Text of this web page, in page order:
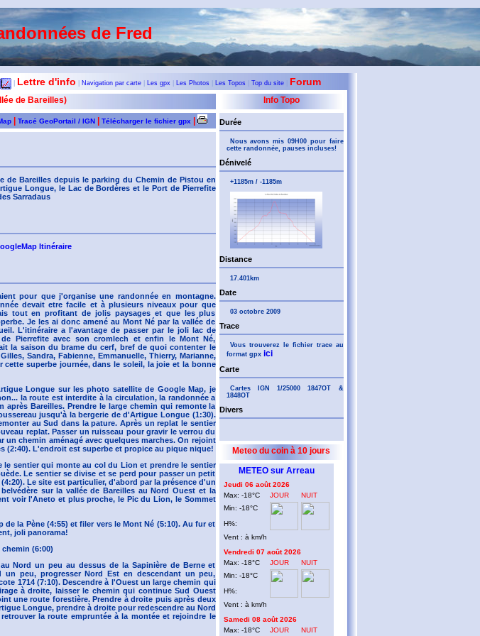
de Fred
| Lettre d'info Navigation par carte| Les gpx| Les Photos| Les Topos Top du site| Forum
de Bareilles)
| Tracé GeoPortail / IGN| Télécharger le fichier gpx|
de Bareilles depuis le parking du Chemin de Pistou en
Longue, le Lac de Bordères et le Port de Pierrefite
Sarradaus
Itinéraire
pour que j'organise une randonnée en montagne.
devait etre facile et à plusieurs niveaux pour que
tout en profitant de jolis paysages et que les plus
Je les ai donc amené au Mont Né par la vallée de
L'itinéraire a l'avantage de passer par le joli lac de
Pierrefite avec son cromlech et enfin le Mont Né,
la saison du brame du cerf, bref de quoi contenter le
Sandra, Fabienne, Emmanuelle, Thierry, Marianne,
cette superbe journée, dans le soleil, la joie et la bonne
Longue sur les photo satellite de Google Map, je
la route est interdite à la circulation, la randonnée a
après Bareilles. Prendre le large chemin qui remonte la
jusqu'à la bergerie de d'Artigue Longue (1:30).
au Sud dans la pature. Après un replat le sentier
replat. Passer un ruisseau pour gravir le verrou du
un chemin aménagé avec quelques marches. On rejoint
(2:40). L'endroit est superbe et propice au pique nique!
sentier qui monte au col du Lion et prendre le sentier
Le sentier se divise et se perd pour passer un petit
Le site est particulier, d'abord par la présence d'un
sur la vallée de Bareilles au Nord Ouest et la
voir l'Aneto et plus proche, le Pic du Lion, le Sommet
la Pène (4:55) et filer vers le Mont Né (5:10). Au fur et
joli panorama!
chemin (6:00)
Nord un peu au dessus de la Sapinière de Berne et
peu, progresser Nord Est en descendant un peu,
1714 (7:10). Descendre à l'Ouest un large chemin qui
à droite, laisser le chemin qui continue Sud Ouest
une route forestière. Prendre à droite puis après deux
Longue, prendre à droite pour redescendre au Nord
la route empruntée à la montée et rejoindre le
Info Topo
Durée
Nous avons mis 09H00 pour faire
cette randonnée, pauses incluses!
Dénivelé
+1185m / -1185m
Distance
17.401km
Date
03 octobre 2009
Trace
Vous trouverez le fichier trace au
format gpx ici
Carte
Cartes IGN 1/25000 1847OT &
1848OT
Divers
Meteo du coin à 10 jours
METEO sur Arreau
Jeudi 06 août 2026
Max: -18°C
JOUR
NUIT
Min: -18°C
H%:
Vent : à km/h
Vendredi 07 août 2026
Max: -18°C
JOUR
NUIT
Min: -18°C
H%:
Vent : à km/h
Samedi 08 août 2026
Max: -18°C
JOUR NUIT